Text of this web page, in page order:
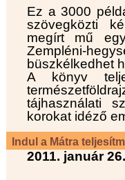
Ez a 3000
szövegközti
megírt mű
Zempléni-
büszkélkedhet
A könyv
tájhasználati
korokat idéző
Indul a Mátra
2011. január 26.